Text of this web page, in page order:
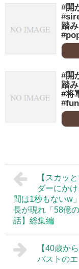
#開
踏
#開
踏
#将
【スカッ
ダーにか
間は1秒もないw
長が現れ「58億
話】総集編
【40歳か
バストの